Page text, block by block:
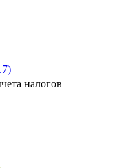
налогов